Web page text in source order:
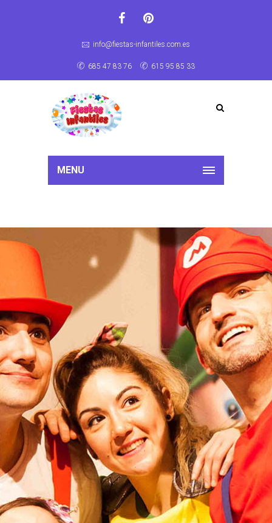
info@fiestas-infantiles.com.es
685 47 83 76 615 95 85 33
MENU